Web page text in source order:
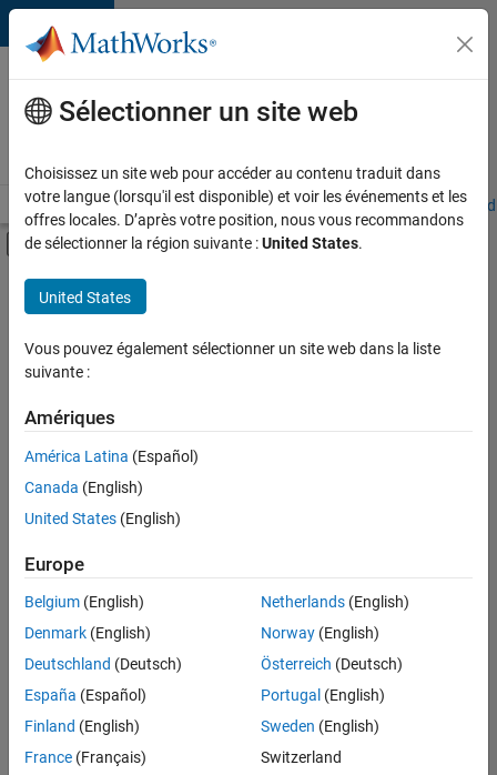
Passer au contenu
Votre
carrière
chez
Accueil Explorer nos opportunités Adresses de nos bureaux
Activer/désactiver l'affichage du menu
Contenu principal
FILTRER PAR
Opérations commerciales
Services marketing
Ressources humaines
Actuellement,
aucune
offre
d'emploi
correspondant
à vos
critères
de
recherche.
Vous
pouvez
élargir
votre
Sélectionner un site web
Choisissez un site web pour accéder au contenu traduit dans
votre langue (lorsqu'il est disponible) et voir les événements et les
offres locales. D’après votre position, nous vous recommandons
de sélectionner la région suivante :United States.
United States
Vous pouvez également sélectionner un site web dans la liste
suivante :
Amériques
América Latina (Español)
Canada (English)
United States (English)
Europe
Belgium (English)
Denmark (English)
Deutschland (Deutsch)
España (Español)
Finland (English)
France (Français)
Netherlands(English)
Norway(English)
Österreich (Deutsch)
Portugal (English)
Sweden (English)
Switzerland